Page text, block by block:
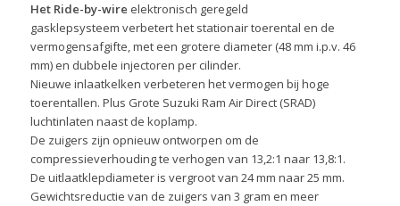
Het Ride-by-wire elektronisch geregeld
gasklepsysteem verbetert het stationair toerental en de
vermogensafgifte, met een grotere diameter (48 mm i.p.v. 46
mm) en dubbele injectoren per cilinder.
Nieuwe inlaatkelken verbeteren het vermogen bij hoge
toerentallen. Plus Grote Suzuki Ram Air Direct (SRAD)
luchtinlaten naast de koplamp.
De zuigers zijn opnieuw ontworpen om de
compressieverhouding te verhogen van 13,2:1 naar 13,8:1.
De uitlaatklepdiameter is vergroot van 24 mm naar 25 mm.
Gewichtsreductie van de zuigers van 3 gram en meer